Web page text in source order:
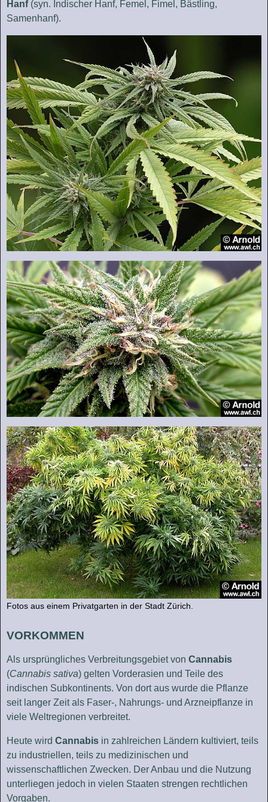
Hanf(syn. Indischer Hanf, Femel, Fimel, Bästling,
Samenhanf).
Fotos aus einem Privatgarten in der Stadt Zürich.
VORKOMMEN
Als ursprüngliches Verbreitungsgebiet von Cannabis
(Cannabis sativa) gelten Vorderasien und Teile des
indischen Subkontinents. Von dort aus wurde die Pflanze
seit langer Zeit als Faser-, Nahrungs- und Arzneipflanze in
viele Weltregionen verbreitet.
Heute wird Cannabis in zahlreichen Ländern kultiviert, teils
zu industriellen, teils zu medizinischen und
wissenschaftlichen Zwecken. Der Anbau und die Nutzung
unterliegen jedoch in vielen Staaten strengen rechtlichen
Vorgaben.